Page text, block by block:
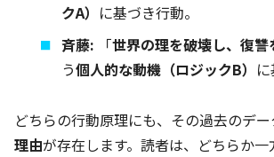
クA） に基づき行動。
斉藤: 「世界の理を破壊し、復讐
う個人的な動機（ロジックB）
どちらの行動原理にも、その過去のデー
理由が存在します。読者は、どちらか